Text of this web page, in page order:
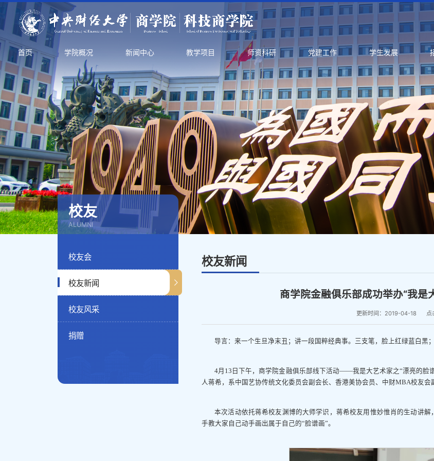
首页 学院概况 新闻中心 教学项目 师资科研 党建工作 学生发展
校友
ALUMNI
校友会
校友新闻
校友风采
捐赠
校友新闻
商学院金融俱乐部成功举办“我是
更新时间：2019-04-18 点
导言：来一个生旦净末丑；讲一段国粹经典事。三支笔，脸上红绿蓝白黑
4月13日下午，商学院金融俱乐部线下活动——我是大艺术家之“漂亮的脸
人蒋希，系中国艺协传统文化委员会副会长、香港美协会员、中财MBA校友会
本次活动依托蒋希校友渊博的大师学识，蒋希校友用惟妙惟肖的生动讲
手教大家自己动手画出属于自己的“脸谱画”。